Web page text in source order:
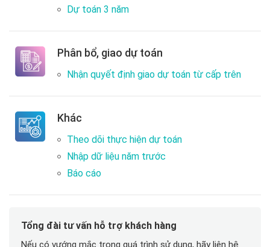
Dự toán 3 năm
Phân bổ, giao dự toán
Nhận quyết định giao dự toán từ cấp trên
Khác
Theo dõi thực hiện dự toán
Nhập dữ liệu năm trước
Báo cáo
Tổng đài tư vấn hỗ trợ khách hàng
Nếu có vướng mắc trong quá trình sử dụng, hãy liên hệ